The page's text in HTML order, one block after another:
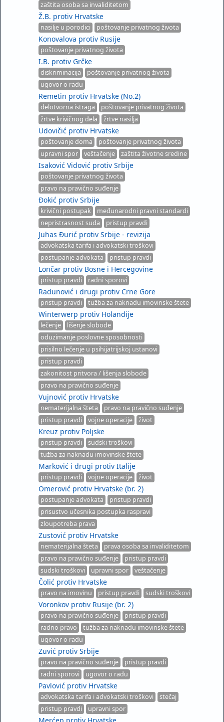
zaštita osoba sa invaliditetom
Ž.B. protiv Hrvatske
nasilje u porodici poštovanje privatnog života
Konovalova protiv Rusije
poštovanje privatnog života
I.B. protiv Grčke
diskriminacija
poštovanje privatnog života
ugovor o radu
Remetin protiv Hrvatske (No.2)
delotvorna istraga
poštovanje privatnog života
žrtve krivičnog dela
žrtve nasilja
Udovičić protiv Hrvatske
poštovanje doma
poštovanje privatnog života
upravni spor
veštačenje zaštita životne sredine
Isaković Vidović protiv Srbije
poštovanje privatnog života
pravo na pravično suđenje
Đokić protiv Srbije
krivični postupak
međunarodni pravni standardi
nepristrasnost suda
pristup pravdi
Juhas Đurić protiv Srbije - revizija
advokatska tarifa i advokatski troškovi
postupanje advokata
pristup pravdi
Lončar protiv Bosne i Hercegovine
pristup pravdi radni sporovi
Radunović i drugi protiv Crne Gore
pristup pravdi tužba za naknadu imovinske štete
Winterwerp protiv Holandije
lečenje
lišenje slobode
oduzimanje poslovne sposobnosti
prisilno lečenje u psihijatrijskoj ustanovi
pristup pravdi
zakonitost pritvora / lišenja slobode
pravo na pravično suđenje
Vujnović protiv Hrvatske
nematerijalna šteta
pravo na pravično suđenje
pristup pravdi
vojne operacije život
Kreuz protiv Poljske
pristup pravdi
sudski troškovi
tužba za naknadu imovinske štete
Marković i drugi protiv Italije
pristup pravdi vojne operacije život
Omerović protiv Hrvatske (br. 2)
postupanje advokata
pristup pravdi
prisustvo učesnika postupka raspravi
zloupotreba prava
Zustović protiv Hrvatske
nematerijalna šteta
prava osoba sa invaliditetom
pravo na pravično suđenje
pristup pravdi
sudski troškovi
upravni spor veštačenje
Čolić protiv Hrvatske
pravo na imovinu pristup pravdi sudski troškovi
Voronkov protiv Rusije (br. 2)
pravo na pravično suđenje
pristup pravdi
radno pravo
tužba za naknadu imovinske štete
ugovor o radu
Zuvić protiv Srbije
pravo na pravično suđenje
pristup pravdi
radni sporovi
ugovor o radu
Pavlović protiv Hrvatske
advokatska tarifa i advokatski troškovi
stečaj
pristup pravdi
upravni spor